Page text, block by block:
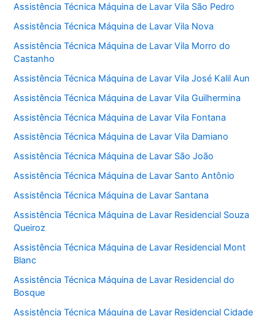
Assistência Técnica Máquina de Lavar Vila São Pedro
Assistência Técnica Máquina de Lavar Vila Nova
Assistência Técnica Máquina de Lavar Vila Morro do
Castanho
Assistência Técnica Máquina de Lavar Vila José Kalil Aun
Assistência Técnica Máquina de Lavar Vila Guilhermina
Assistência Técnica Máquina de Lavar Vila Fontana
Assistência Técnica Máquina de Lavar Vila Damiano
Assistência Técnica Máquina de Lavar São João
Assistência Técnica Máquina de Lavar Santo Antônio
Assistência Técnica Máquina de Lavar Santana
Assistência Técnica Máquina de Lavar Residencial Souza
Queiroz
Assistência Técnica Máquina de Lavar Residencial Mont
Blanc
Assistência Técnica Máquina de Lavar Residencial do
Bosque
Assistência Técnica Máquina de Lavar Residencial Cidade